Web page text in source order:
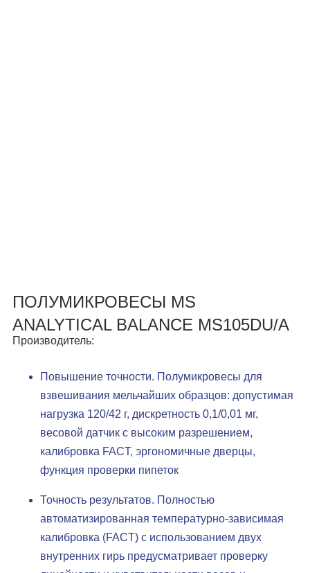
ПОЛУМИКРОВЕСЫ MS
ANALYTICAL BALANCE MS105DU/A
Производитель:
Повышение точности. Полумикровесы для
взвешивания мельчайших образцов: допустимая
нагрузка 120/42 г, дискретность 0,1/0,01 мг,
весовой датчик с высоким разрешением,
калибровка FACT, эргономичные дверцы,
функция проверки пипеток
Точность результатов. Полностью
автоматизированная температурно-зависимая
калибровка (FACT) с использованием двух
внутренних гирь предусматривает проверку